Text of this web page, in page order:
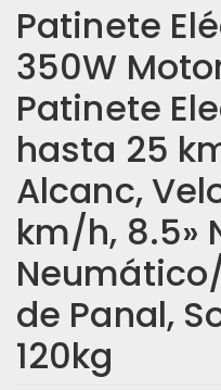
Patinete
350W
Patinete
hasta 25
Alcanc,
km/h, 8.5»
de Panal,
120kg